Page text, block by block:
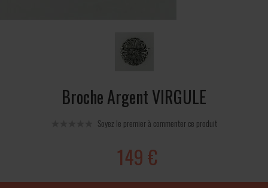
Broche Argent VIRGULE
Soyez le premier à commenter ce produit
149 €